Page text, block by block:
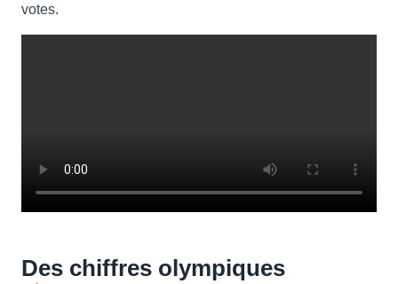
votes.
Des chiffres olympiques